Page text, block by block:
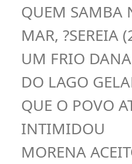
QUEM SAMBA
MAR, ?SEREIA
UM FRIO
DO LAGO
QUE O POVO
INTIMIDOU
MORENA